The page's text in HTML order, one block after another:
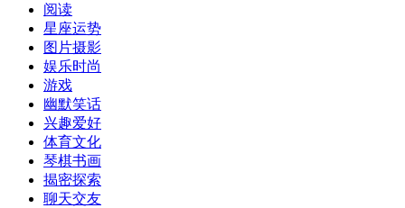
阅读
星座运势
图片摄影
娱乐时尚
游戏
幽默笑话
兴趣爱好
体育文化
琴棋书画
揭密探索
聊天交友